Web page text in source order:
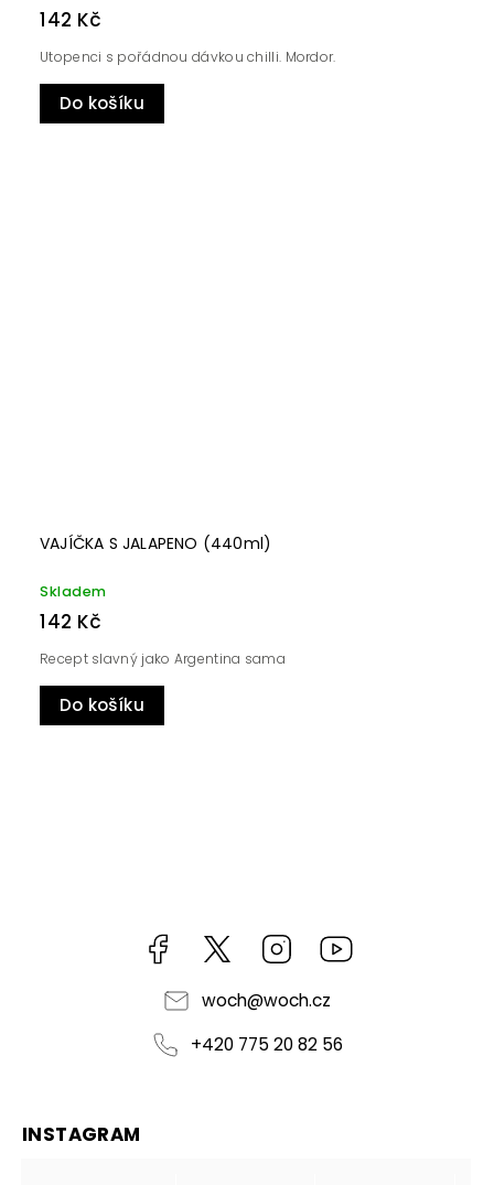
142 Kč
Do košíku
Utopenci s pořádnou dávkou chilli. Mordor.
VAJÍČKA S JALAPENO (440ml)
Skladem
142 Kč
Do košíku
Recept slavný jako Argentina sama
Facebook https://twitter.com/worldofchilli
Instagram
woch@woch.cz
+420 775 20 82 56
INSTAGRAM